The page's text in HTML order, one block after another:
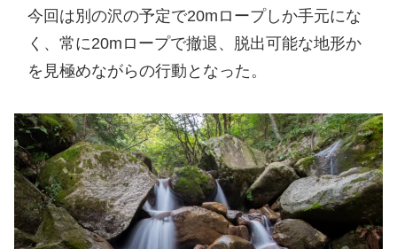
今回は別の沢の予定で20mロープしか手元にな
く、常に20mロープで撤退、脱出可能な地形か
を見極めながらの行動となった。